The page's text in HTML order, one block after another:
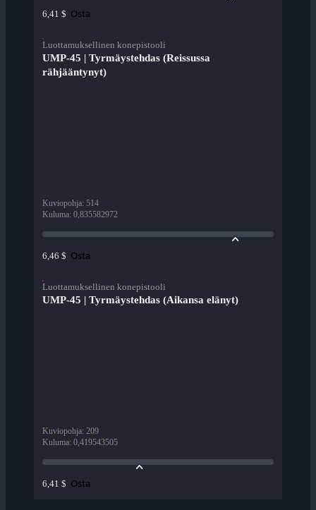
6,41 $ Osta
Luottamuksellinen konepistooli
UMP-45 | Tyrmäystehdas (Reissussa
rähjääntynyt)
Kuviopohja: 514
Kuluma: 0,835582972
6,46 $ Osta
Luottamuksellinen konepistooli
UMP-45 | Tyrmäystehdas (Aikansa elänyt)
Kuviopohja: 209
Kuluma: 0,419543505
6,41 $ Osta